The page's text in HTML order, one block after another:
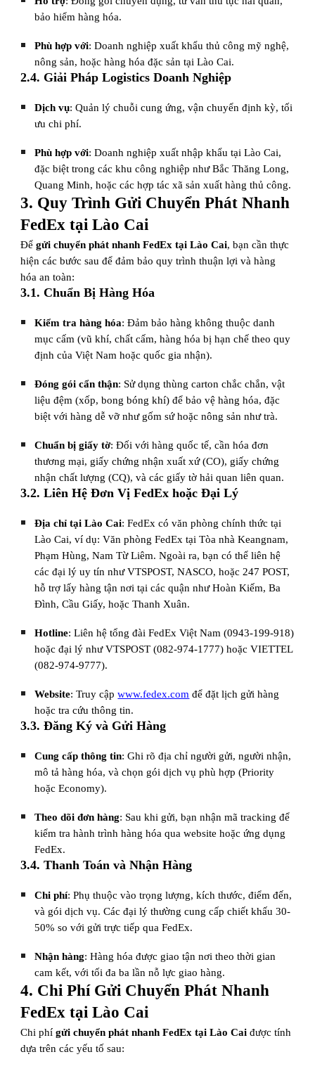
bảo hiểm hàng hóa.
Phù hợp với: Doanh nghiệp xuất khẩu thủ công mỹ nghệ,
nông sản, hoặc hàng hóa đặc sản tại Lào Cai.
2.4. Giải Pháp Logistics Doanh Nghiệp
Dịch vụ: Quản lý chuỗi cung ứng, vận chuyển định kỳ, tối
ưu chi phí.
Phù hợp với: Doanh nghiệp xuất nhập khẩu tại Lào Cai,
đặc biệt trong các khu công nghiệp như Bắc Thăng Long,
Quang Minh, hoặc các hợp tác xã sản xuất hàng thủ công.
3. Quy Trình Gửi Chuyển Phát Nhanh
FedEx tại Lào Cai
Đểgửi chuyển phát nhanh FedEx tại Lào Cai, bạn cần thực
hiện các bước sau để đảm bảo quy trình thuận lợi và hàng
hóa an toàn:
3.1. Chuẩn Bị Hàng Hóa
Kiểm tra hàng hóa: Đảm bảo hàng không thuộc danh
mục cấm (vũ khí, chất cấm, hàng hóa bị hạn chế theo quy
định của Việt Nam hoặc quốc gia nhận).
Đóng gói cẩn thận: Sử dụng thùng carton chắc chắn, vật
liệu đệm (xốp, bong bóng khí) để bảo vệ hàng hóa, đặc
biệt với hàng dễ vỡ như gốm sứ hoặc nông sản như trà.
Chuẩn bị giấy tờ: Đối với hàng quốc tế, cần hóa đơn
thương mại, giấy chứng nhận xuất xứ (CO), giấy chứng
nhận chất lượng (CQ), và các giấy tờ hải quan liên quan.
3.2. Liên Hệ Đơn Vị FedEx hoặc Đại Lý
Địa chỉ tại Lào Cai: FedEx có văn phòng chính thức tại
Lào Cai, ví dụ: Văn phòng FedEx tại Tòa nhà Keangnam,
Phạm Hùng, Nam Từ Liêm. Ngoài ra, bạn có thể liên hệ
các đại lý uy tín như VTSPOST, NASCO, hoặc 247 POST,
hỗ trợ lấy hàng tận nơi tại các quận như Hoàn Kiếm, Ba
Đình, Cầu Giấy, hoặc Thanh Xuân.
Hotline: Liên hệ tổng đài FedEx Việt Nam (0943-199-918)
hoặc đại lý như VTSPOST (082-974-1777) hoặc VIETTEL
(082-974-9777).
Website: Truy cập www.fedex.com để đặt lịch gửi hàng
hoặc tra cứu thông tin.
3.3. Đăng Ký và Gửi Hàng
Cung cấp thông tin: Ghi rõ địa chỉ người gửi, người nhận,
mô tả hàng hóa, và chọn gói dịch vụ phù hợp (Priority
hoặc Economy).
Theo dõi đơn hàng: Sau khi gửi, bạn nhận mã tracking để
kiểm tra hành trình hàng hóa qua website hoặc ứng dụng
FedEx.
3.4. Thanh Toán và Nhận Hàng
Chi phí: Phụ thuộc vào trọng lượng, kích thước, điểm đến,
và gói dịch vụ. Các đại lý thường cung cấp chiết khấu 30-
50% so với gửi trực tiếp qua FedEx.
Nhận hàng: Hàng hóa được giao tận nơi theo thời gian
cam kết, với tối đa ba lần nỗ lực giao hàng.
4. Chi Phí Gửi Chuyển Phát Nhanh
FedEx tại Lào Cai
Chi phígửi chuyển phát nhanh FedEx tại Lào Cai được tính
dựa trên các yếu tố sau: